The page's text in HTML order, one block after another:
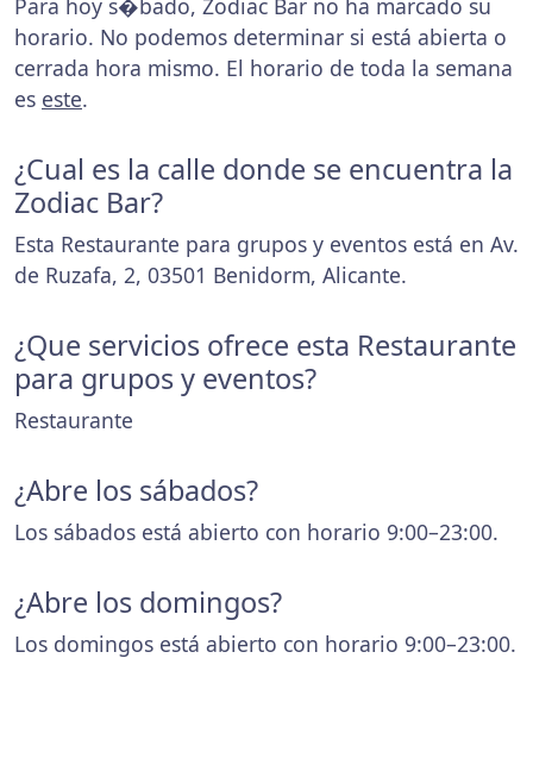
Para hoy s�bado, Zodiac Bar no ha marcado su
horario. No podemos determinar si está abierta o
cerrada hora mismo. El horario de toda la semana
es este.
¿Cual es la calle donde se encuentra la
Zodiac Bar?
Esta Restaurante para grupos y eventos está en Av.
de Ruzafa, 2, 03501 Benidorm, Alicante.
¿Que servicios ofrece esta Restaurante
para grupos y eventos?
Restaurante
¿Abre los sábados?
Los sábados está abierto con horario 9:00–23:00.
¿Abre los domingos?
Los domingos está abierto con horario 9:00–23:00.